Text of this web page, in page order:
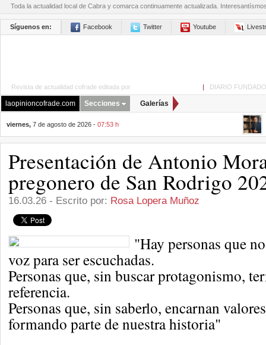
Toda la actualidad local de Cabra y comarca continuamente actualizada.
Síguenos en: Facebook Twitter Youtube
Revista de actualidad cofrade editada por | DIARIO
laopinioncofrade.com Secciones Galerías
viernes, 7 de agosto de 2026 - 07:53 h
Presentación de Antonio
pregonero de San Rodrigo
16.03.26 - Escrito por: Rosa Lopera Muñoz
"Hay personas que
voz para ser escuchadas.
Personas que, sin buscar protagonismo,
referencia.
Personas que, sin saberlo, encarnan
formando parte de nuestra historia"